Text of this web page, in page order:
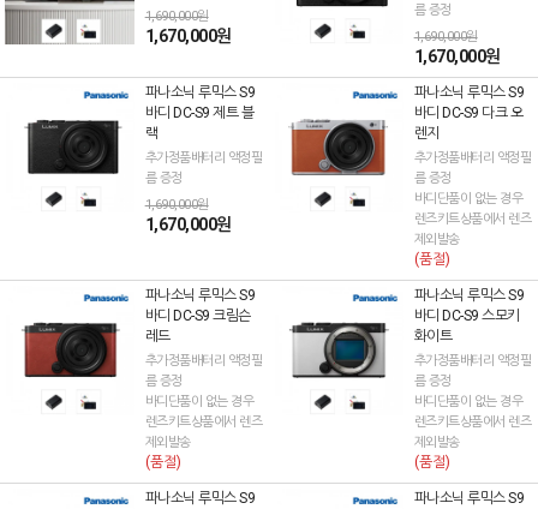
1,690,000원
1,670,000원
름 증정
1,690,000원
1,670,000원
파나소닉 루믹스 S9
바디 DC-S9 제트 블
랙
추가정품배터리 액정필
름 증정
1,690,000원
1,670,000원
파나소닉 루믹스 S9
바디 DC-S9 다크 오
렌지
추가정품배터리 액정필
름 증정
바디단품이 없는 경우
렌즈키트상품에서 렌즈
제외발송
(품절)
파나소닉 루믹스 S9
바디 DC-S9 크림슨
레드
추가정품배터리 액정필
름 증정
바디단품이 없는 경우
렌즈키트상품에서 렌즈
제외발송
(품절)
파나소닉 루믹스 S9
바디 DC-S9 스모키
화이트
추가정품배터리 액정필
름 증정
바디단품이 없는 경우
렌즈키트상품에서 렌즈
제외발송
(품절)
파나소닉 루믹스 S9
파나소닉 루믹스 S9